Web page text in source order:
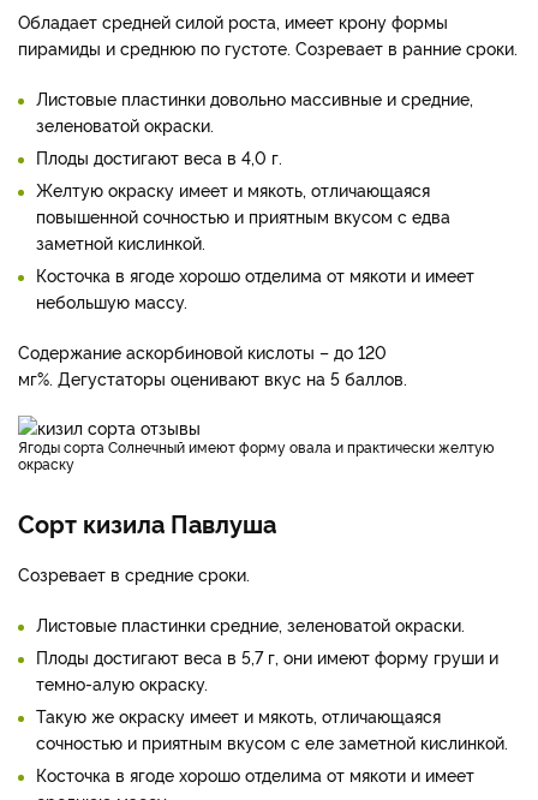
Обладает средней силой роста, имеет крону формы
пирамиды и среднюю по густоте. Созревает в ранние сроки.
Листовые пластинки довольно массивные и средние,
зеленоватой окраски.
Плоды достигают веса в 4,0 г.
Желтую окраску имеет и мякоть, отличающаяся
повышенной сочностью и приятным вкусом с едва
заметной кислинкой.
Косточка в ягоде хорошо отделима от мякоти и имеет
небольшую массу.
Содержание аскорбиновой кислоты – до 120
мг%. Дегустаторы оценивают вкус на 5 баллов.
Ягоды сорта Солнечный имеют форму овала и практически желтую
окраску
Сорт кизила Павлуша
Созревает в средние сроки.
Листовые пластинки средние, зеленоватой окраски.
Плоды достигают веса в 5,7 г, они имеют форму груши и
темно-алую окраску.
Такую же окраску имеет и мякоть, отличающаяся
сочностью и приятным вкусом с еле заметной кислинкой.
Косточка в ягоде хорошо отделима от мякоти и имеет